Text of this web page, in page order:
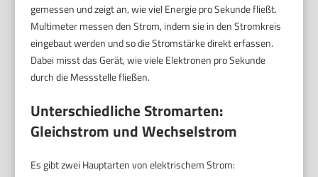
gemessen und zeigt an, wie viel Energie pro Sekunde fließt.
Multimeter messen den Strom, indem sie in den Stromkreis
eingebaut werden und so die Stromstärke direkt erfassen.
Dabei misst das Gerät, wie viele Elektronen pro Sekunde
durch die Messstelle fließen.
Unterschiedliche Stromarten:
Gleichstrom und Wechselstrom
Es gibt zwei Hauptarten von elektrischem Strom: